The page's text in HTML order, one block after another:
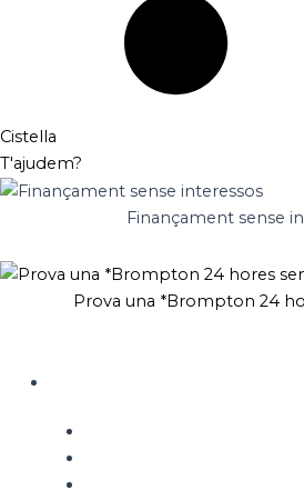
Cistella
T'ajudem?
Finançament sense
Prova una *Brompton 24